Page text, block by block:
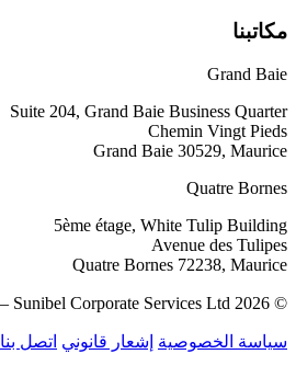
مكاتبنا
Grand Baie
Suite 204, Grand Baie Business Quarter
Chemin Vingt Pieds
Grand Baie 30529, Maurice
Quatre Bornes
5ème étage, White Tulip Building
Avenue des Tulipes
Quatre Bornes 72238, Maurice
© 2026 Sunibel Corporate Services Ltd — جميع الحقوق محفوظة.
سياسة الخصوصية إشعار قانوني اتصل بنا